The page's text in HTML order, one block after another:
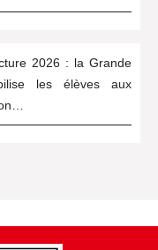
2026 : la Grande
les élèves aux